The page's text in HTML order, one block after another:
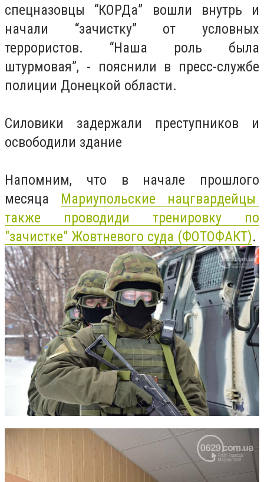
спецназовцы “КОРДа” вошли внутрь и
начали “зачистку” от условных
террористов. “Наша роль была
штурмовая”, - пояснили в пресс-службе
полиции Донецкой области.
Силовики задержали преступников и
освободили здание
Напомним, что в начале прошлого
месяца Мариупольские нацгвардейцы
также проводиди тренировку по
"зачистке" Жовтневого суда (ФОТОФАКТ).